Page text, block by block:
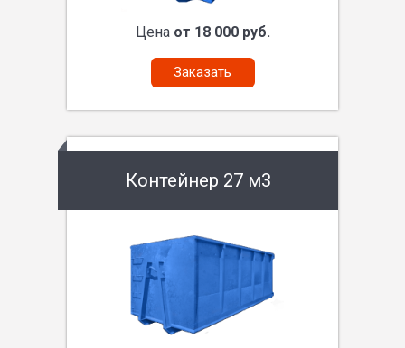
Цена от 18 000 руб.
Заказать
Контейнер 27 м3